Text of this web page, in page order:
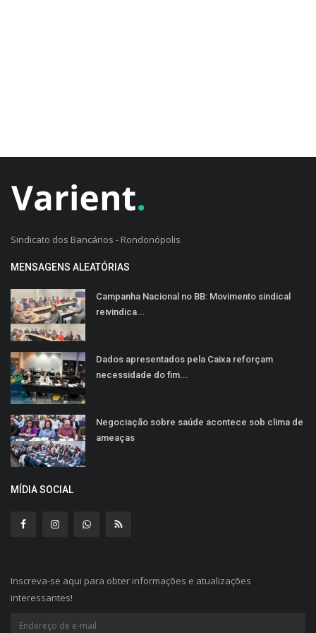
Sindicato dos Bancários - Rondonópolis
MENSAGENS ALEATÓRIAS
Campanha Nacional no BB: Movimento sindical
reivindica...
Dados apresentados pela Caixa reforçam
necessidade do fim...
Negociação sobre saúde acontece sob clima de
ameaças
MÍDIA SOCIAL
Inscreva-se aqui para obter informações e atualizações
interessantes!